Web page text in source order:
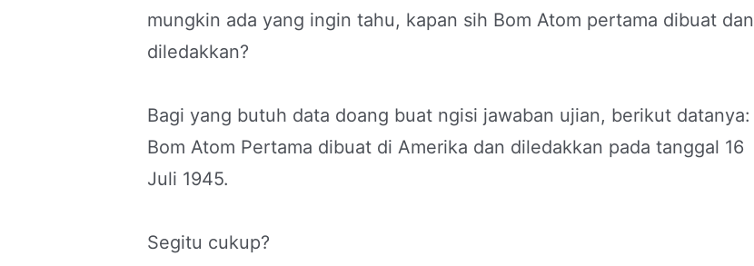
mungkin ada yang ingin tahu, kapan sih Bom Atom pertama dibuat dan
diledakkan?
Bagi yang butuh data doang buat ngisi jawaban ujian, berikut datanya:
Bom Atom Pertama dibuat di Amerika dan diledakkan pada tanggal 16
Juli 1945.
Segitu cukup?